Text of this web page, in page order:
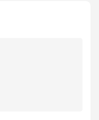
理数字化平台：
业的用能数据，